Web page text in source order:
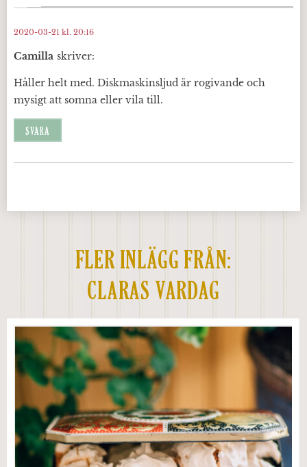
Camilla skriver:
2020-03-21 kl. 20:16
Håller helt med. Diskmaskinsljud är rogivande och
mysigt att somna eller vila till.
SVARA
FLER INLÄGG FRÅN:
CLARAS VARDAG